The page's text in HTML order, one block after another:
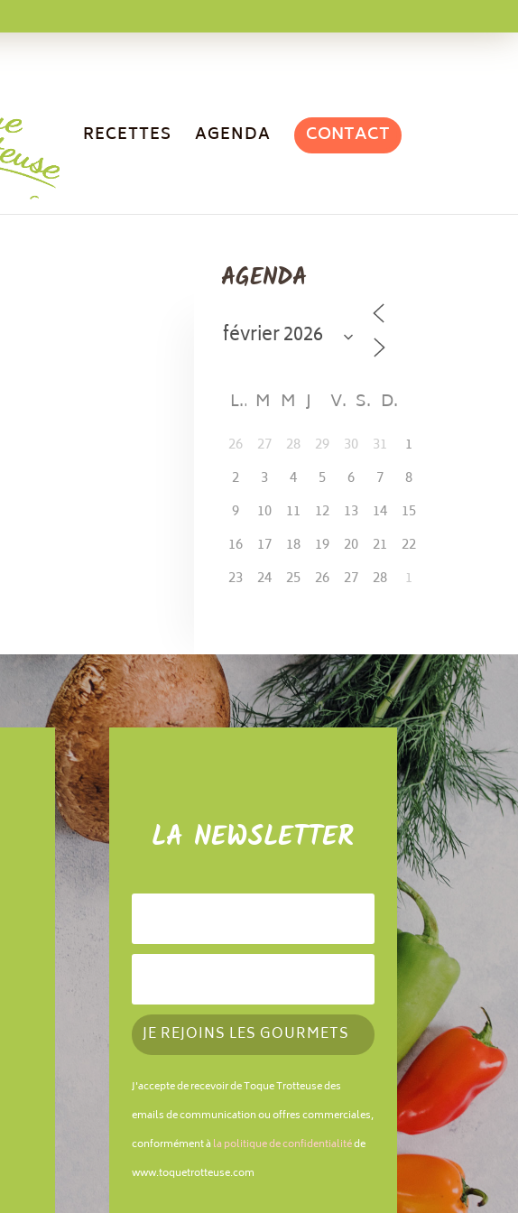
RECETTES AGENDA CONTACT
AGENDA
L M MJ V S D
26 27 28 29 30 31
1
2
3 4 5 6 7
8
9
10 11 12 13 14
15
16
17 18 19 20 21
22
23
24 25 26 27 28 1
LA NEWSLETTER
JE REJOINS LES GOURMETS
J'accepte de recevoir de Toque Trotteuse des
emails de communication ou offres commerciales,
conformément àla politique de confidentialitéde
www.toquetrotteuse.com